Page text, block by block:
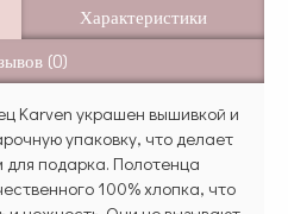
Характеристики
(0)
Karven украшен вышивкой и
упаковку, что делает
подарка. Полотенца
100% хлопка, что